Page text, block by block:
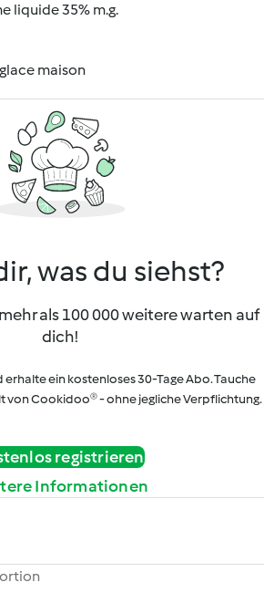
liquide 35% m.g.
maison
was du siehst?
als 100 000 weitere warten auf
dich!
erhalte ein kostenloses 30-Tage Abo. Tauche
von Cookidoo® - ohne jegliche Verpflichtung.
registrieren
Informationen